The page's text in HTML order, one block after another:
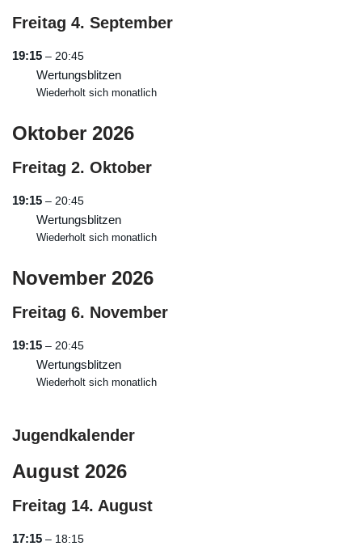
Freitag 4. September
19:15 – 20:45
Wertungsblitzen
Wiederholt sich monatlich
Oktober 2026
Freitag 2. Oktober
19:15 – 20:45
Wertungsblitzen
Wiederholt sich monatlich
November 2026
Freitag 6. November
19:15 – 20:45
Wertungsblitzen
Wiederholt sich monatlich
Jugendkalender
August 2026
Freitag 14. August
17:15 – 18:15